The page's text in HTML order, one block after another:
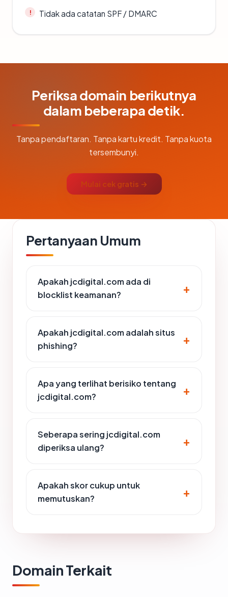
Tidak ada catatan SPF / DMARC
Periksa domain berikutnya
dalam beberapa detik.
Tanpa pendaftaran. Tanpa kartu kredit. Tanpa kuota
tersembunyi.
Mulai cek gratis →
Pertanyaan Umum
Apakah jcdigital.com ada di
blocklist keamanan?
Apakah jcdigital.com adalah situs
phishing?
Apa yang terlihat berisiko tentang
jcdigital.com?
Seberapa sering jcdigital.com
diperiksa ulang?
Apakah skor cukup untuk
memutuskan?
Domain Terkait